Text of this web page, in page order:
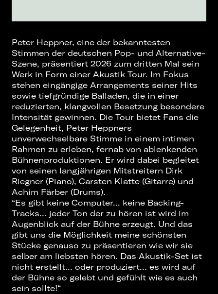
Peter Heppner, eine der bekanntesten
Stimmen der deutschen Pop- und Alternative-
Szene, präsentiert 2026 zum dritten Mal sein
Werk in Form einer Akustik Tour. Im Fokus
stehen eingängige Arrangements seiner Hits
sowie tiefgründige Balladen, die in einer
reduzierten, klangvollen Besetzung besondere
Intensität gewinnen. Die Tour bietet Fans die
Gelegenheit, Peter Heppners
unverwechselbare Stimme in einem intimen
Rahmen zu erleben, fernab von ablenkenden
Bühnenproduktionen. Er wird dabei begleitet
von seinen langjährigen Mitstreitern Dirk
Riegner (Piano), Carsten Klatte (Gitarre) und
Achim Färber (Drums).
“Es gibt keine Computer... keine Backing-
Tracks... jeder Ton der zu hören ist wird im
Augenblick auf der Bühne erzeugt. Und das
gibt uns die Möglichkeit meine schönsten
Stücke genauso zu präsentieren wie wir sie
selber am liebsten hören. Das Akustik-Set ist
nicht erstellt... oder produziert... es wird auf
der Bühne so gelebt und gefühlt wie es auch
sein sollte!“